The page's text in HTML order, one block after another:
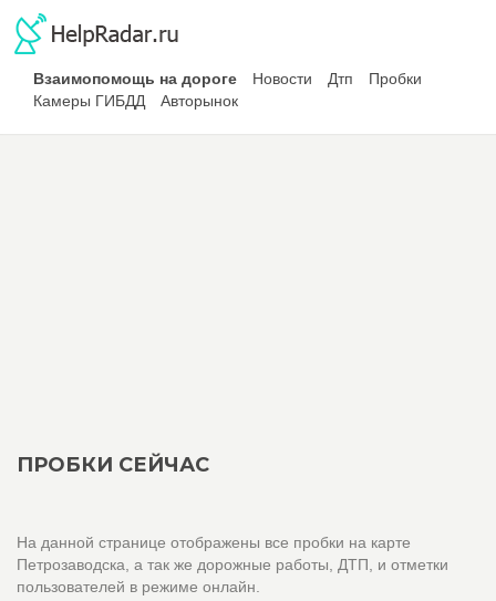
Взаимопомощь на дороге Новости Дтп
Пробки
Камеры ГИБДД
Авторынок
ПРОБКИ СЕЙЧАС
На данной странице отображены все пробки на карте
Петрозаводска, а так же дорожные работы, ДТП, и отметки
пользователей в режиме онлайн.